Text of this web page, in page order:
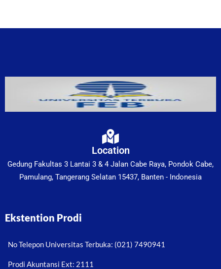
Location
Gedung Fakultas 3 Lantai 3 & 4 Jalan Cabe Raya, Pondok Cabe,
Pamulang, Tangerang Selatan 15437, Banten - Indonesia
Ekstention Prodi
No Telepon Universitas Terbuka: (021) 7490941
Prodi Akuntansi Ext: 2111